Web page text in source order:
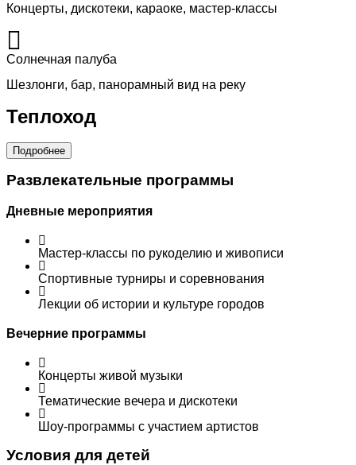
Концерты, дискотеки, караоке, мастер-классы
Солнечная палуба
Шезлонги, бар, панорамный вид на реку
Теплоход
Подробнее
Развлекательные программы
Дневные мероприятия
Мастер-классы по рукоделию и живописи
Спортивные турниры и соревнования
Лекции об истории и культуре городов
Вечерние программы
Концерты живой музыки
Тематические вечера и дискотеки
Шоу-программы с участием артистов
Условия для детей